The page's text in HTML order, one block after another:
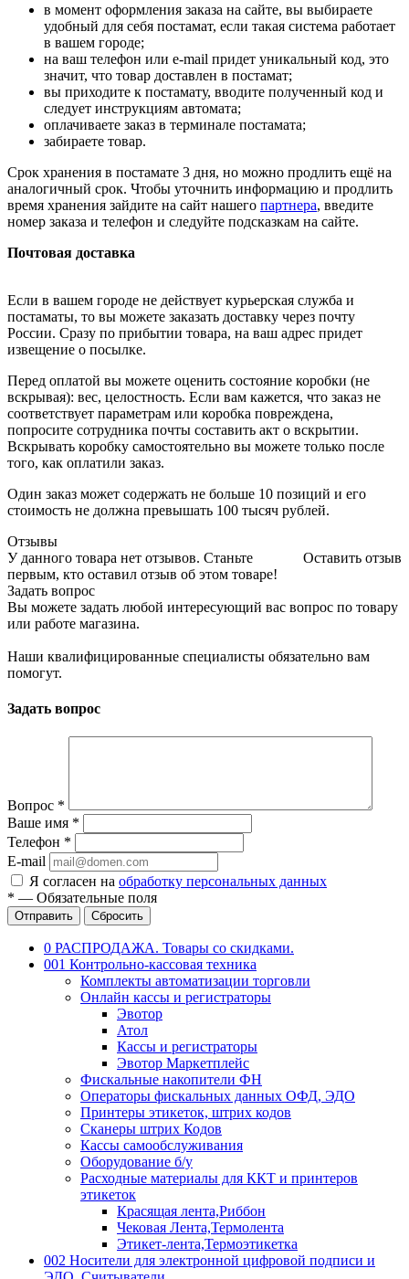
в момент оформления заказа на сайте, вы выбираете
удобный для себя постамат, если такая система работает
в вашем городе;
на ваш телефон или e-mail придет уникальный код, это
значит, что товар доставлен в постамат;
вы приходите к постамату, вводите полученный код и
следует инструкциям автомата;
оплачиваете заказ в терминале постамата;
забираете товар.
Срок хранения в постамате 3 дня, но можно продлить ещё на
аналогичный срок. Чтобы уточнить информацию и продлить
время хранения зайдите на сайт нашего партнера, введите
номер заказа и телефон и следуйте подсказкам на сайте.
Почтовая доставка
Если в вашем городе не действует курьерская служба и
постаматы, то вы можете заказать доставку через почту
России. Сразу по прибытии товара, на ваш адрес придет
извещение о посылке.
Перед оплатой вы можете оценить состояние коробки (не
вскрывая): вес, целостность. Если вам кажется, что заказ не
соответствует параметрам или коробка повреждена,
попросите сотрудника почты составить акт о вскрытии.
Вскрывать коробку самостоятельно вы можете только после
того, как оплатили заказ.
Один заказ может содержать не больше 10 позиций и его
стоимость не должна превышать 100 тысяч рублей.
Отзывы
Оставить отзыв
У данного товара нет отзывов. Станьте
первым, кто оставил отзыв об этом товаре!
Задать вопрос
Вы можете задать любой интересующий вас вопрос по товару
или работе магазина.
Наши квалифицированные специалисты обязательно вам
помогут.
Задать вопрос
Вопрос *
Ваше имя *
Телефон *
E-mail
Я согласен на обработку персональных данных
* — Обязательные поля
Отправить Сбросить
0 РАСПРОДАЖА. Товары со скидками.
001 Контрольно-кассовая техника
Комплекты автоматизации торговли
Онлайн кассы и регистраторы
Эвотор
Атол
Кассы и регистраторы
Эвотор Маркетплейс
Фискальные накопители ФН
Операторы фискальных данных ОФД, ЭДО
Принтеры этикеток, штрих кодов
Сканеры штрих Кодов
Кассы самообслуживания
Оборудование б/у
Расходные материалы для ККТ и принтеров
этикеток
Красящая лента,Риббон
Чековая Лента,Термолента
Этикет-лента,Термоэтикетка
002 Носители для электронной цифровой подписи и